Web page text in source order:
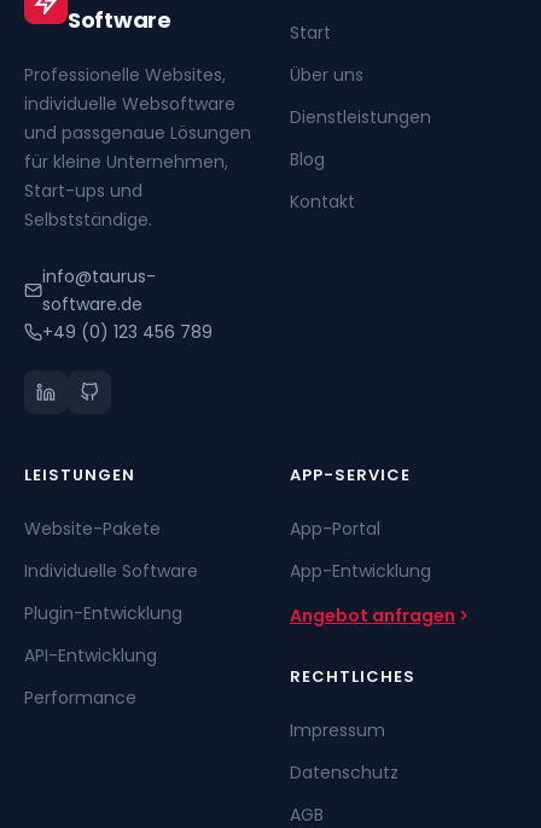
Software
Professionelle Websites,
individuelle Websoftware
und passgenaue Lösungen
für kleine Unternehmen,
Start-ups und
Selbstständige.
info@taurus-
software.de
+49 (0) 123 456 789
Start
Über uns
Dienstleistungen
Blog
Kontakt
LEISTUNGEN
Website-Pakete
Individuelle Software
Plugin-Entwicklung
API-Entwicklung
Performance
APP-SERVICE
App-Portal
App-Entwicklung
Angebot anfragen
RECHTLICHES
Impressum
Datenschutz
AGB